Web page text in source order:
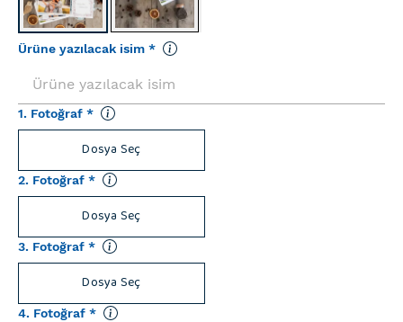
Ürüne yazılacak isim *
1. Fotoğraf *
Dosya Seç
2. Fotoğraf *
Dosya Seç
3. Fotoğraf *
Dosya Seç
4. Fotoğraf *